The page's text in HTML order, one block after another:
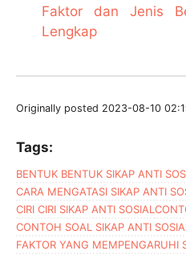
Faktor dan Jenis
Lengkap
Originally posted 2023-08-10
Tags:
BENTUK BENTUK SIKAP ANTI
CARA MENGATASI SIKAP ANTI
CIRI CIRI SIKAP ANTI SOSIAL
CONTOH SOAL SIKAP ANTI
FAKTOR YANG MEMPENGARUHI